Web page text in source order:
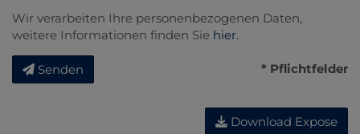
Wir verarbeiten Ihre personenbezogenen Daten,
weitere Informationen finden Sie hier.
Senden * Pflichtfelder
Download Expose